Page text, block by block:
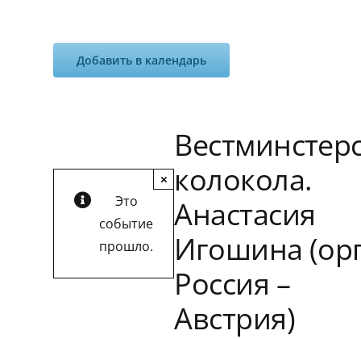
Добавить в календарь
Это
событие
прошло.
×
колокола.
Анастасия
Игошина
Россия –
Австрия)